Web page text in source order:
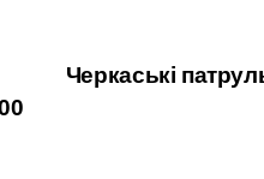
Черкаські